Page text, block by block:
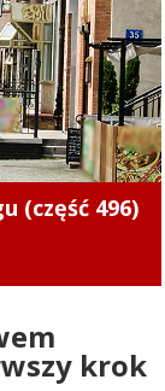
Concordia
krok